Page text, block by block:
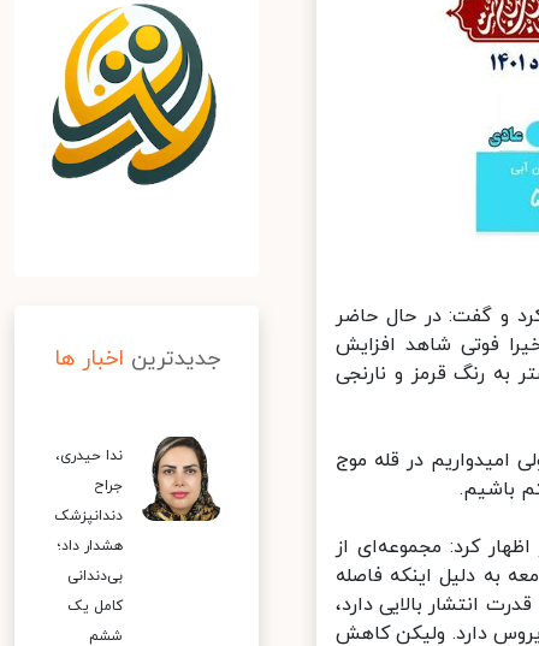
و گفت: در حال حاضر
فوتی شاهد افزایش
رنگ قرمز و نارنجی
امیدواریم در قله موج
باشیم.
کرد: مجموعه‌ای از
به دلیل اینکه فاصله
انتشار بالایی دارد،
دارد. ولیکن کاهش
جدیدترین اخبار ها
ندا حیدری،
جراح
دندانپزشک
هشدار داد؛
بی‌دندانی
کامل یک
ششم